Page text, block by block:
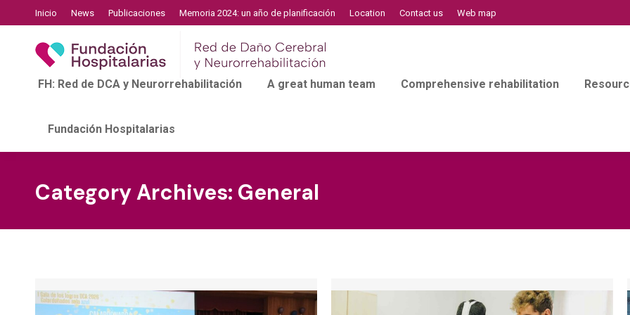
Inicio News Publicaciones Memoria 2024: un año de planificación Location Contact us Web map
FH: Red de DCA y Neurorrehabilitación A great human team Comprehensive rehabilitation
Fundación Hospitalarias
Category Archives: General